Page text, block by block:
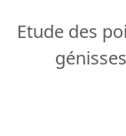
Etude des